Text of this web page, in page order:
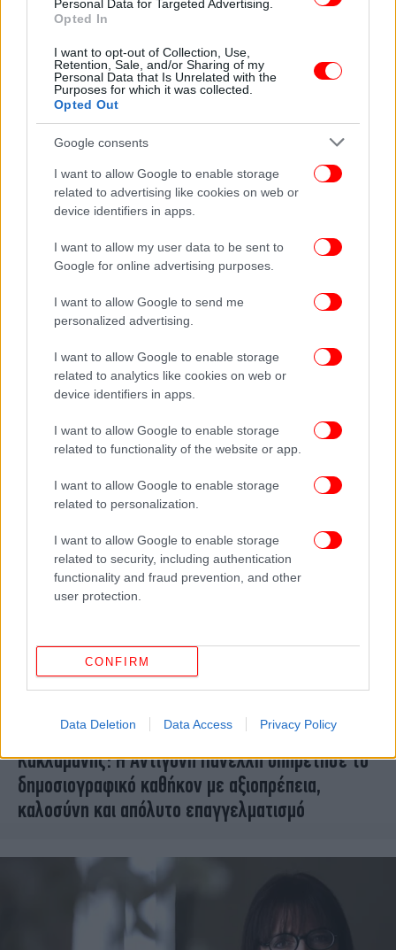
Personal Data for Targeted Advertising.
Opted In
I want to opt-out of Collection, Use,
Retention, Sale, and/or Sharing of my
Personal Data that Is Unrelated with the
Purposes for which it was collected.
Opted Out
Google consents
I want to allow Google to enable storage
related to advertising like cookies on web or
device identifiers in apps.
I want to allow my user data to be sent to
Google for online advertising purposes.
I want to allow Google to send me
personalized advertising.
I want to allow Google to enable storage
related to analytics like cookies on web or
device identifiers in apps.
I want to allow Google to enable storage
related to functionality of the website or app.
I want to allow Google to enable storage
related to personalization.
I want to allow Google to enable storage
related to security, including authentication
functionality and fraud prevention, and other
user protection.
CONFIRM
Data Deletion Data Access Privacy Policy
ΠΟΛΙΤΙΚΗ 05/06/2026 20:16
Συλλυπητήρια Τασούλα για τον Γιώργο Σουφλιά:
Υπηρέτησε την πατρίδα με ήθος,
αποτελεσματικότητα, πυγμή και μετριοπάθεια
ΠΟΛΙΤΙΚΗ 02/06/2026 19:24
προσωπικότητα -Σφράγισε με την παρουσία της
την επιστήμη και τους κοινωνικούς αγώνες
26/02/2026 12:31
Κακλαμάνης: Η Αντιγόνη Πανέλλη υπηρέτησε το
δημοσιογραφικό καθήκον με αξιοπρέπεια,
καλοσύνη και απόλυτο επαγγελματισμό